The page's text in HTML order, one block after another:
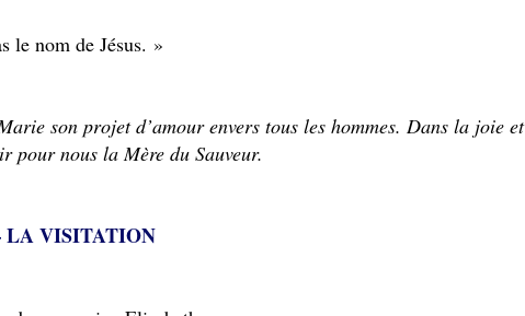
le nom de Jésus. »
son projet d’amour envers tous les hommes. Dans la joie et
pour nous la Mère du Sauveur.
LA VISITATION